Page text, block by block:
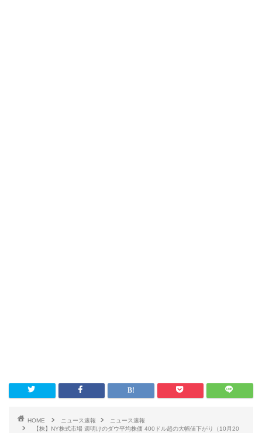
HOME ニュース速報
ニュース速報
【株】NY株式市場 週明けのダウ平均株価 400ドル超の大幅値下がり（10月20